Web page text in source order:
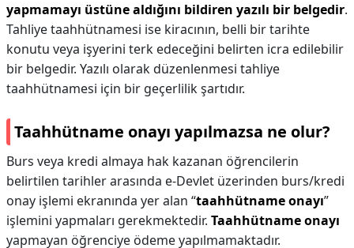
yapmamayı üstüne aldığını bildiren yazılı bir belgedir.
Tahliye taahhütnamesi ise kiracının, belli bir tarihte
konutu veya işyerini terk edeceğini belirten icra edilebilir
bir belgedir. Yazılı olarak düzenlenmesi tahliye
taahhütnamesi için bir geçerlilik şartıdır.
Taahhütname onayı yapılmazsa ne olur?
Burs veya kredi almaya hak kazanan öğrencilerin
belirtilen tarihler arasında e-Devlet üzerinden burs/kredi
onay işlemi ekranında yer alan “taahhütname onayı”
işlemini yapmaları gerekmektedir. Taahhütname onayı
yapmayan öğrenciye ödeme yapılmamaktadır.